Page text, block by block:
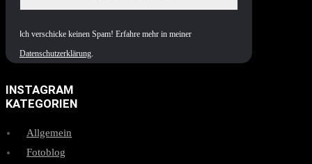
ch verschicke keinen Spam! Erfahre mehr in meiner
Datenschutzerklärung.
INSTAGRAM
KATEGORIEN
Allgemein
Fotoblog